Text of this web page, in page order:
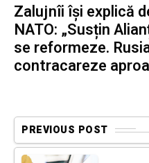
Zalujnîi își explică
NATO: „Susțin
se reformeze.
contracareze
PREVIOUS POST